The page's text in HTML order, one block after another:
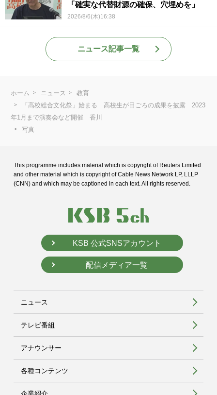
「確実な代替財源の確保、穴埋めを」
2026/8/6(木)16:38
ニュース記事一覧
ホーム ニュース
教育
「高校総合文化祭」始まる 高校生が日ごろの成果を披露 2023
年1月まで演奏会など開催 香川
写真
This programme includes material which is copyright of Reuters Limited
and other material which is copyright of Cable News Network LP, LLLP
(CNN) and which may be captioned in each text. All rights reserved.
KSB 公式SNSアカウント
配信メディア一覧
ニュース
テレビ番組
アナウンサー
各種コンテンツ
企業紹介